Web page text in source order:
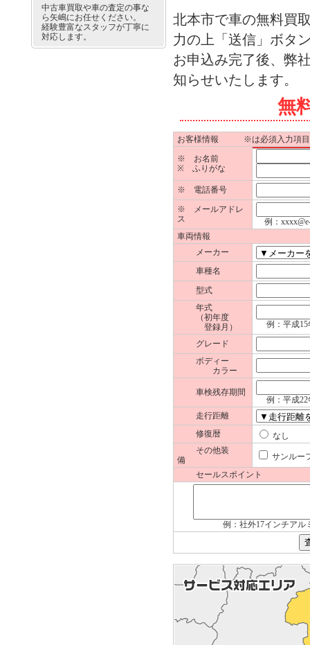
北本市で車の無料買
力の上「送信」ボタ
お申込み完了後、弊
知らせいたします。
無
お客様情報 ※は必須入力項目
※ お名前
※ ふりがな
※ 電話番号
※ メールアドレ
ス
例：
車両情報
メーカー
車種名
型式
年式
（初年度
登録月）
例：平成
グレード
ボディー
カラー
車検残存期間
例：平成
走行距離
修復暦
な
その他装
備
サンル
セールスポイント
例：社外17インチア
中古車買取や車の査定の事な
ら矢嶋にお任せください。
経験豊富なスタッフが丁寧に
対応します。